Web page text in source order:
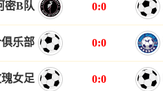
密B队 0:0
乐部 0:0
女足 0:0